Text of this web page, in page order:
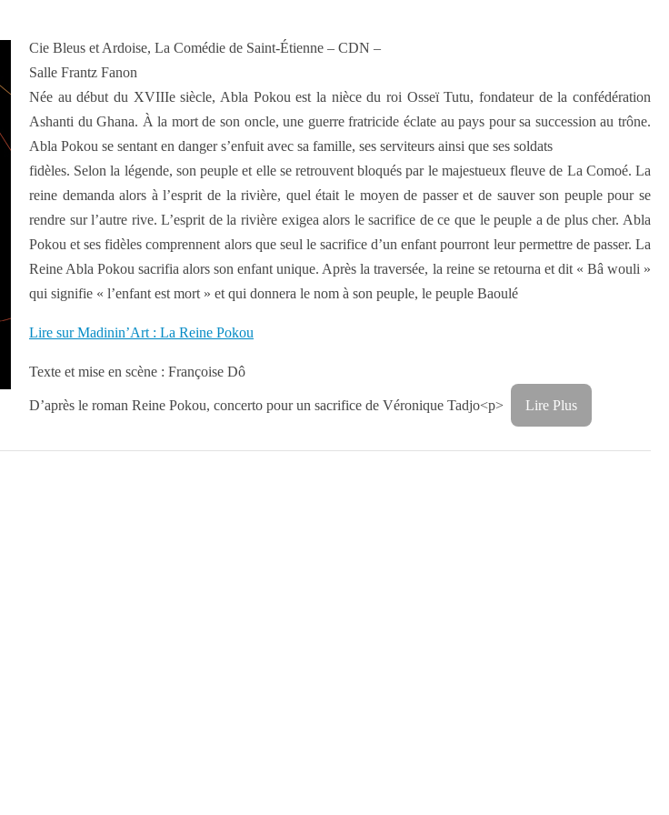
Cie Bleus et Ardoise, La Comédie de Saint-Étienne – CDN –
Salle Frantz Fanon
Née au début du XVIIIe siècle, Abla Pokou est la nièce du roi Osseï Tutu, fondateur de la confédération
Ashanti du Ghana. À la mort de son oncle, une guerre fratricide éclate au pays pour sa succession au trône.
Abla Pokou se sentant en danger s’enfuit avec sa famille, ses serviteurs ainsi que ses soldats
fidèles. Selon la légende, son peuple et elle se retrouvent bloqués par le majestueux fleuve de La Comoé. La
reine demanda alors à l’esprit de la rivière, quel était le moyen de passer et de sauver son peuple pour se
rendre sur l’autre rive. L’esprit de la rivière exigea alors le sacrifice de ce que le peuple a de plus cher. Abla
Pokou et ses fidèles comprennent alors que seul le sacrifice d’un enfant pourront leur permettre de passer. La
Reine Abla Pokou sacrifia alors son enfant unique. Après la traversée, la reine se retourna et dit « Bâ wouli »
qui signifie « l’enfant est mort » et qui donnera le nom à son peuple, le peuple Baoulé
Lire sur Madinin’Art : La Reine Pokou
Texte et mise en scène : Françoise Dô
D’après le roman Reine Pokou, concerto pour un sacrifice de Véronique Tadjo<p> Lire Plus